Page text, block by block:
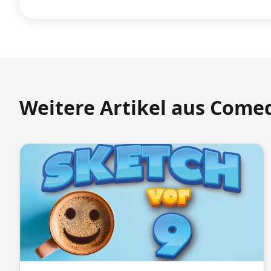
Weitere Artikel aus